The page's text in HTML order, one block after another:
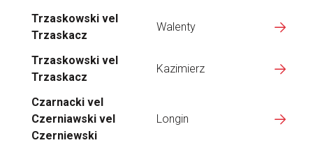
Trzaskowski vel
Trzaskacz
Walenty
Trzaskowski vel
Trzaskacz
Kazimierz
Czarnacki vel
Czerniawski vel
Czerniewski
Longin